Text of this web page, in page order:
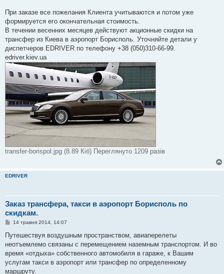
При заказе все пожелания Клиента учитываются и потом уже
формируется его окончательная стоимость.
В течении весенних месяцев действуют акционные скидки на
трансфер из Киева в аэропорт Борисполь. Уточняйте детали у
диспетчеров EDRIVER по телефону +38 (050)310-66-99.
edriver.kiev.ua
transfer-borispol.jpg (8.89 Кіб) Переглянуто 1209 разів
EDRIVER
Заказ трансфера, такси в аэропорт Борисполь по
скидкам.
П
в
і
д
о
л
е
14 травня 2014, 14:07
Путешествуя воздушным пространством, авиаперелеты
неотъемлемо связаны с перемещением наземным транспортом. И во
время «отдыха» собственного автомобиля в гараже, к Вашим
услугам такси в аэропорт или трансфер по определенному
маршруту.